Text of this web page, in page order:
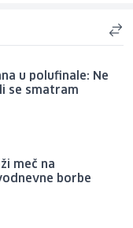
u polufinale: Ne
se smatram
meč na
borbe